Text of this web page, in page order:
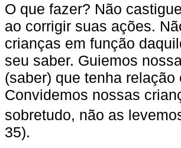
O que fazer? Não
ao corrigir suas ações.
crianças em função
seu saber. Guiemos
(saber) que tenha
Convidemos nossas
sobretudo, não as
35).